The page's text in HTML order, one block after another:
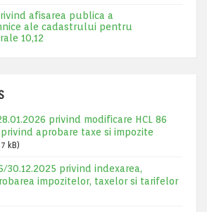
afisarea publica a
ale cadastrului pentru
10,12
privind modificare HCL 86
aprobare taxe si impozite
kB)
30.12.2025 privind indexarea,
impozitelor, taxelor si tarifelor